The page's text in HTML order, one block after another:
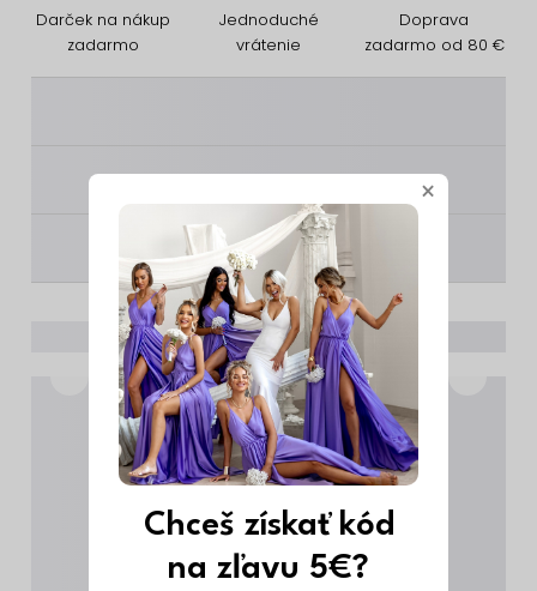
Darček na nákup
zadarmo
Jednoduché
vrátenie
Doprava
zadarmo od 80 €
________
×
Chceš získať kód
na zľavu 5€?